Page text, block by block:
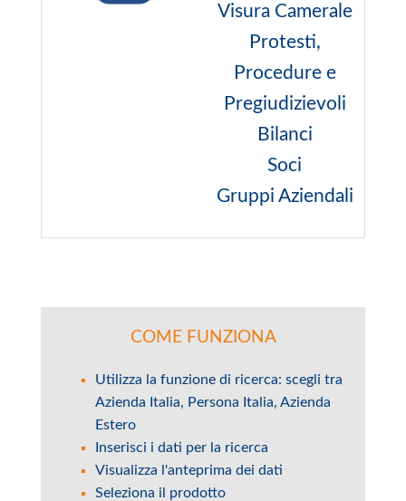
Visura Camerale
Protesti,
Procedure e
Pregiudizievoli
Bilanci
Soci
Gruppi Aziendali
COME FUNZIONA
Utilizza la funzione di ricerca: scegli tra
Azienda Italia, Persona Italia, Azienda
Estero
Inserisci i dati per la ricerca
Visualizza l'anteprima dei dati
Seleziona il prodotto